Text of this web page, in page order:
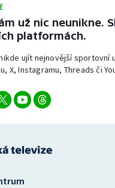
už nic neunikne.
platformách.
ujít nejnovější sportovní
X, Instagramu, Threads či